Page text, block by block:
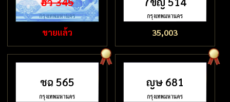
ขายแล้ว 35,003
ชฉ 565 ญษ 681